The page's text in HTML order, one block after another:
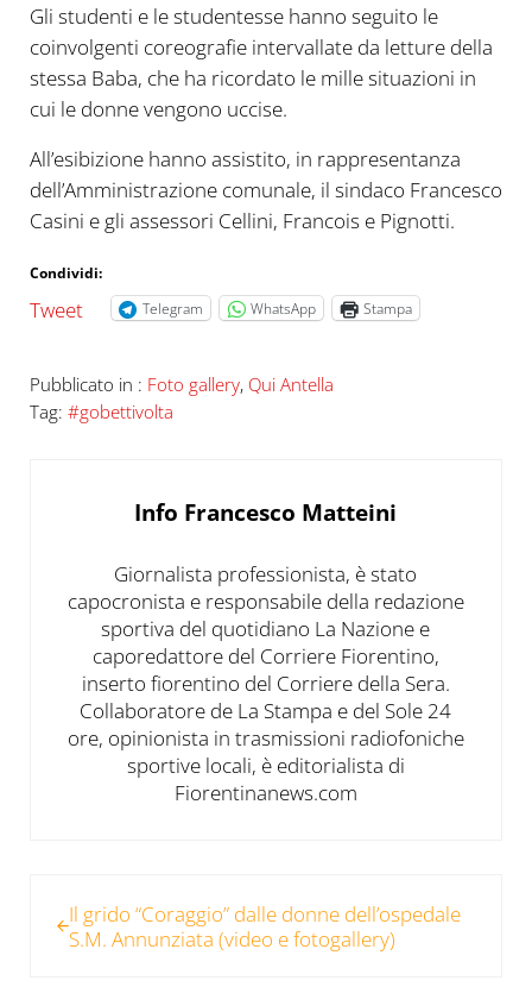
Gli studenti e le studentesse hanno seguito le
coinvolgenti coreografie intervallate da letture della
stessa Baba, che ha ricordato le mille situazioni in
cui le donne vengono uccise.
All’esibizione hanno assistito, in rappresentanza
dell’Amministrazione comunale, il sindaco Francesco
Casini e gli assessori Cellini, Francois e Pignotti.
Condividi:
Tweet Telegram WhatsApp Stampa
Pubblicato in : Foto gallery, Qui Antella
Tag: #gobettivolta
Info Francesco Matteini
Giornalista professionista, è stato
capocronista e responsabile della redazione
sportiva del quotidiano La Nazione e
caporedattore del Corriere Fiorentino,
inserto fiorentino del Corriere della Sera.
Collaboratore de La Stampa e del Sole 24
ore, opinionista in trasmissioni radiofoniche
sportive locali, è editorialista di
Fiorentinanews.com
Il grido “Coraggio” dalle donne dell’ospedale
S.M. Annunziata (video e fotogallery)